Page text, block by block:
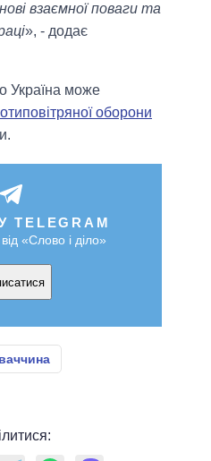
взаємної поваги та
», - додає
Україна може
оборони
«Слово і діло»